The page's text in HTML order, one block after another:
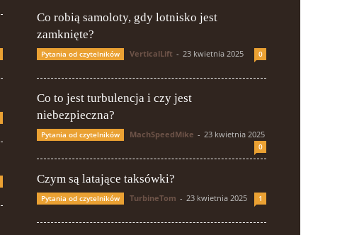
Co robią samoloty, gdy lotnisko jest
zamknięte?
Pytania od czytelników VerticalLift - 23 kwietnia 2025 0
Co to jest turbulencja i czy jest
niebezpieczna?
Pytania od czytelników MachSpeedMike - 23 kwietnia 2025
0
Czym są latające taksówki?
Pytania od czytelników TurbineTom - 23 kwietnia 2025 1